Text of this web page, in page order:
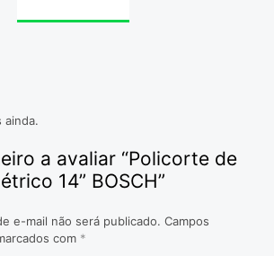
ainda.
a avaliar “Policorte de
14” BOSCH”
e-mail não será publicado. Campos
com *